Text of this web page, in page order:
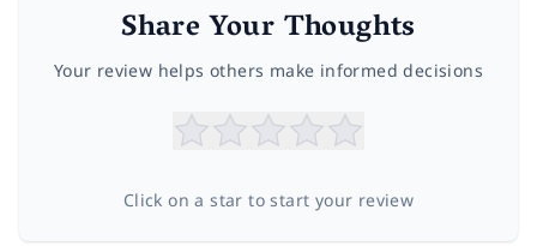
Share Your Thoughts
Your review helps others make informed decisions
Click on a star to start your review